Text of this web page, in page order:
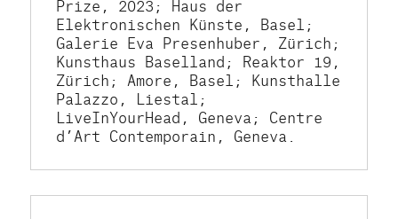
Prize, 2023; Haus der
Elektronischen Künste, Basel;
Galerie Eva Presenhuber, Zürich;
Kunsthaus Baselland; Reaktor 19,
Zürich; Amore, Basel; Kunsthalle
Palazzo, Liestal;
LiveInYourHead, Geneva; Centre
d’Art Contemporain, Geneva.